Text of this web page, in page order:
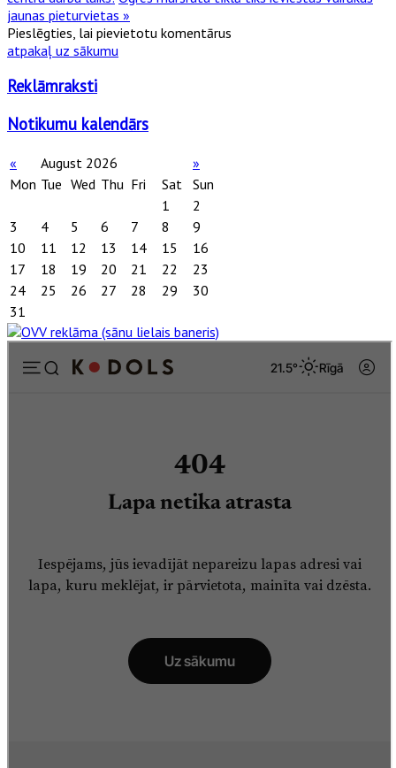
jaunas pieturvietas »
Pieslēgties, lai pievietotu komentārus
atpakaļ uz sākumu
Reklāmraksti
Notikumu kalendārs
« August 2026
»
Mon Tue Wed Thu Fri Sat
Sun
1
2
3
4 5 6 7 8
9
10
11 12 13 14 15
16
17
18 19 20 21 22
23
24
25 26 27 28 29
30
31